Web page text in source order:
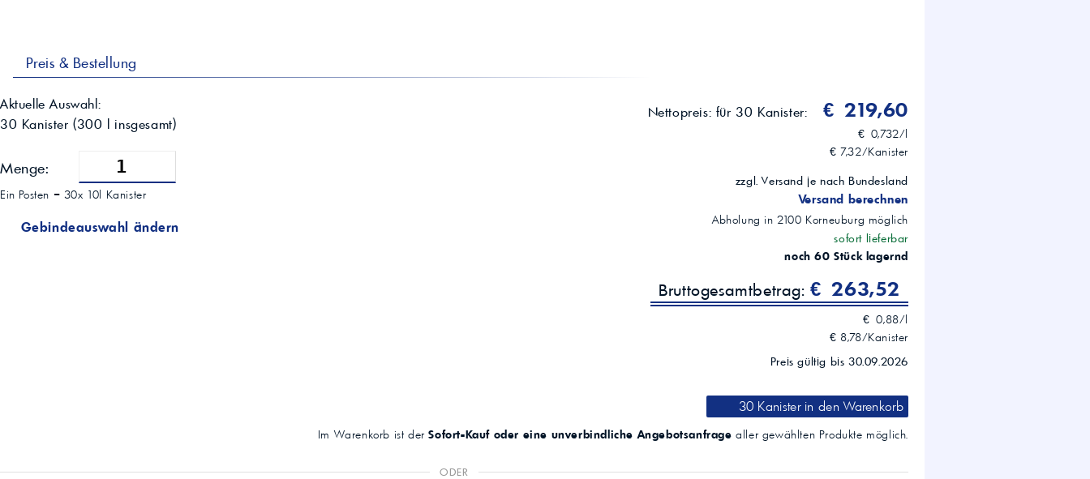
Preis & Bestellung
Aktuelle Auswahl:
30 Kanister (300 l insgesamt)
Menge:
Ein Posten = 30x 10l Kanister
Gebindeauswahl ändern
Nettopreis: für 30 Kanister: € 219,60
€ 0,732/l
€ 7,32/Kanister
zzgl. Versand je nach Bundesland
Versand berechnen
Abholung in2100 Korneuburg möglich
sofort lieferbar
noch 60 Stück lagernd
Bruttogesamtbetrag:€ 263,52
€ 0,88/l
€ 8,78/Kanister
Preis gültig bis 30.09.2026
30 Kanisterin den Warenkorb
Im Warenkorb ist derSofort-Kauf oder eine unverbindliche Angebotsanfrage aller gewählten Produkte möglich.
ODER